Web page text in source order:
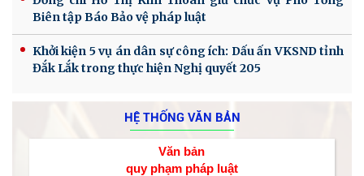
Biên tập Báo Bảo vệ pháp luật
Khởi kiện 5 vụ án dân sự công ích: Dấu ấn VKSND tỉnh
Đắk Lắk trong thực hiện Nghị quyết 205
HỆ THỐNG VĂN BẢN
Văn bản
quy phạm pháp luật